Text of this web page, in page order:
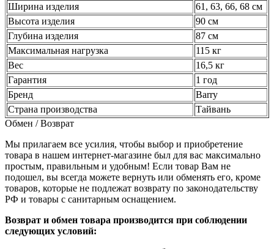
Ширина изделия
61, 63, 66, 68 см
Высота изделия
90 см
Глубина изделия
87 см
Максимальная нагрузка
115 кг
Вес
16,5 кг
Гарантия
1 год
Бренд
Barry
Страна производства
Тайвань
Обмен / Возврат
Мы прилагаем все усилия, чтобы выбор и приобретение
товара в нашем интернет-магазине был для вас максимально
простым, правильным и удобным! Если товар Вам не
подошел, вы всегда можете вернуть или обменять его, кроме
товаров, которые не подлежат возврату по законодательству
РФ и товары с санитарным оснащением.
Возврат и обмен товара производится при соблюдении
следующих условий: